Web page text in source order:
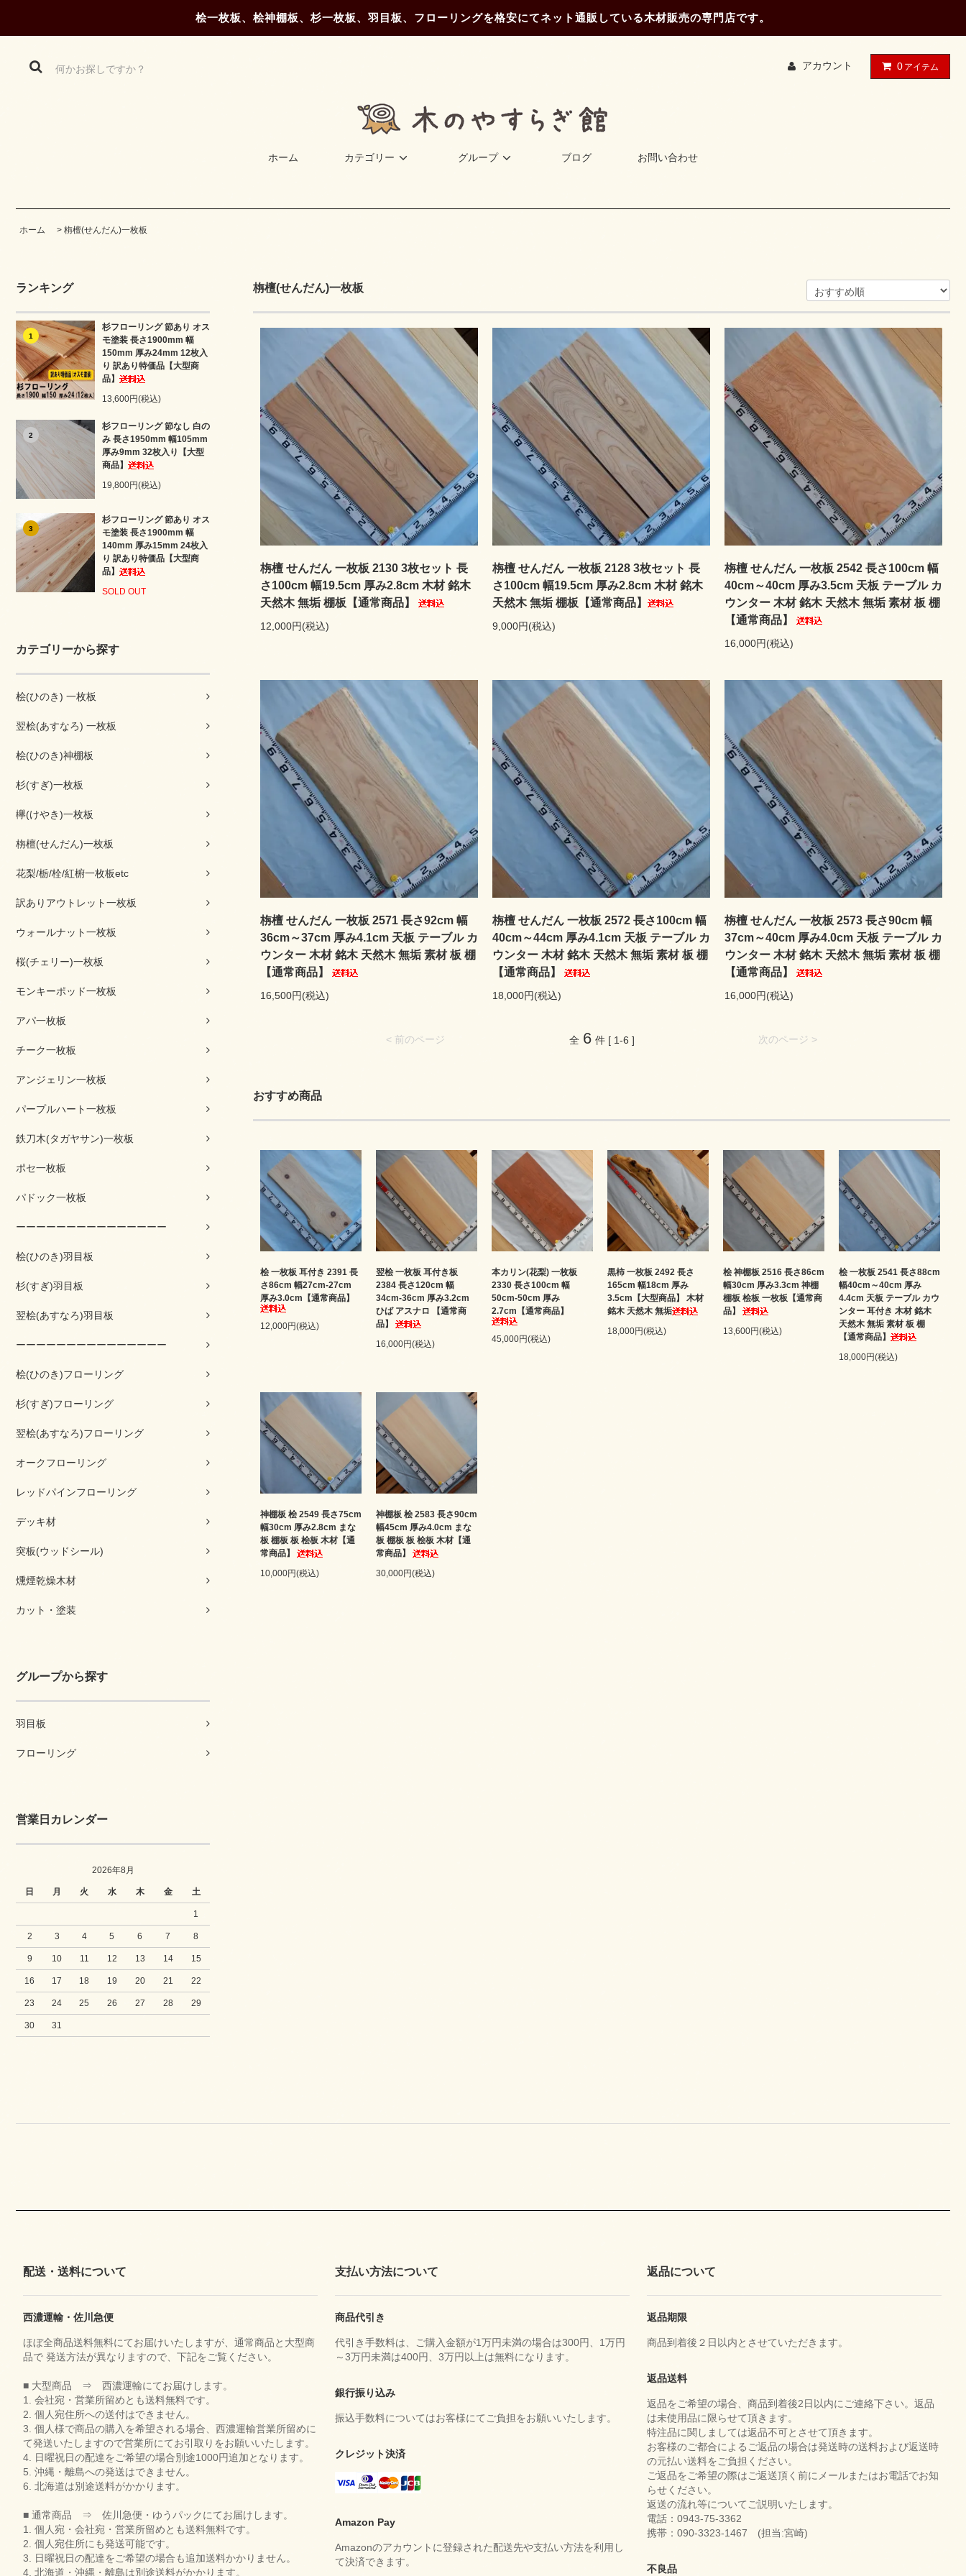
桧一枚板、桧神棚板、杉一枚板、羽目板、フローリングを格安にてネット通販している木材販売の専門店です。
アカウント 0 アイテム
ホーム カテゴリー グループ ブログ お問い合わせ
ホーム > 栴檀(せんだん)一枚板
ランキング
1
杉フローリング 節あり オス
モ塗装 長さ1900mm 幅
150mm 厚み24mm 12枚入
り 訳あり特価品【大型商
品】
13,600円(税込)
2
杉フローリング 節なし 白の
み 長さ1950mm 幅105mm
厚み9mm 32枚入り【大型
商品】
19,800円(税込)
3
杉フローリング 節あり オス
モ塗装 長さ1900mm 幅
140mm 厚み15mm 24枚入
り 訳あり特価品【大型商
品】
SOLD OUT
カテゴリーから探す
桧(ひのき) 一枚板
翌桧(あすなろ) 一枚板
桧(ひのき)神棚板
杉(すぎ)一枚板
欅(けやき)一枚板
栴檀(せんだん)一枚板
花梨/栃/栓/紅椨一枚板etc
訳ありアウトレット一枚板
ウォールナット一枚板
桜(チェリー)一枚板
モンキーポッド一枚板
アパ一枚板
チーク一枚板
アンジェリン一枚板
パープルハート一枚板
鉄刀木(タガヤサン)一枚板
ポセ一枚板
パドック一枚板
ーーーーーーーーーーーーーーー
桧(ひのき)羽目板
杉(すぎ)羽目板
翌桧(あすなろ)羽目板
ーーーーーーーーーーーーーーー
桧(ひのき)フローリング
杉(すぎ)フローリング
翌桧(あすなろ)フローリング
オークフローリング
レッドパインフローリング
デッキ材
突板(ウッドシール)
燻煙乾燥木材
カット・塗装
グループから探す
羽目板
フローリング
営業日カレンダー
2026年8月
日 月 火 水 木 金 土
1
2 3 4 5 6 7 8
9 10 11 12 13 14 15
16 17 18 19 20 21 22
23 24 25 26 27 28 29
30 31
栴檀(せんだん)一枚板
栴檀 せんだん 一枚板 2130 3枚セット 長
さ100cm 幅19.5cm 厚み2.8cm 木材 銘木
天然木 無垢 棚板【通常商品】
12,000円(税込)
栴檀 せんだん 一枚板 2128 3枚セット 長
さ100cm 幅19.5cm 厚み2.8cm 木材 銘木
天然木 無垢 棚板【通常商品】
9,000円(税込)
栴檀 せんだん 一枚板 2542 長さ100cm 幅
40cm～40cm 厚み3.5cm 天板 テーブル カ
ウンター 木材 銘木 天然木 無垢 素材 板 棚
【通常商品】
16,000円(税込)
栴檀 せんだん 一枚板 2571 長さ92cm 幅
36cm～37cm 厚み4.1cm 天板 テーブル カ
ウンター 木材 銘木 天然木 無垢 素材 板 棚
【通常商品】
16,500円(税込)
栴檀 せんだん 一枚板 2572 長さ100cm 幅
40cm～44cm 厚み4.1cm 天板 テーブル カ
ウンター 木材 銘木 天然木 無垢 素材 板 棚
【通常商品】
18,000円(税込)
栴檀 せんだん 一枚板 2573 長さ90cm 幅
37cm～40cm 厚み4.0cm 天板 テーブル カ
ウンター 木材 銘木 天然木 無垢 素材 板 棚
【通常商品】
16,000円(税込)
< 前のページ 次のページ >
全 6 件 [ 1-6 ]
おすすめ商品
桧 一枚板 耳付き 2391 長
さ86cm 幅27cm-27cm
厚み3.0cm【通常商品】
12,000円(税込)
翌桧 一枚板 耳付き板
2384 長さ120cm 幅
34cm-36cm 厚み3.2cm
ひば アスナロ 【通常商
品】
16,000円(税込)
本カリン(花梨) 一枚板
2330 長さ100cm 幅
50cm-50cm 厚み
2.7cm【通常商品】
45,000円(税込)
黒柿 一枚板 2492 長さ
165cm 幅18cm 厚み
3.5cm【大型商品】 木材
銘木 天然木 無垢
18,000円(税込)
桧 神棚板 2516 長さ86cm
幅30cm 厚み3.3cm 神棚
棚板 桧板 一枚板【通常商
品】
13,600円(税込)
桧 一枚板 2541 長さ88cm
幅40cm～40cm 厚み
4.4cm 天板 テーブル カウ
ンター 耳付き 木材 銘木
天然木 無垢 素材 板 棚
【通常商品】
18,000円(税込)
神棚板 桧 2549 長さ75cm
幅30cm 厚み2.8cm まな
板 棚板 板 桧板 木材【通
常商品】
10,000円(税込)
神棚板 桧 2583 長さ90cm
幅45cm 厚み4.0cm まな
板 棚板 板 桧板 木材【通
常商品】
30,000円(税込)
配送・送料について
西濃運輸・佐川急便
ほぼ全商品送料無料にてお届けいたしますが、通常商品と大型商
品で 発送方法が異なりますので、下記をご覧ください。
■ 大型商品 ⇒ 西濃運輸にてお届けします。
1. 会社宛・営業所留めとも送料無料です。
2. 個人宛住所への送付はできません。
3. 個人様で商品の購入を希望される場合、西濃運輸営業所留めに
て発送いたしますので営業所にてお引取りをお願いいたします。
4. 日曜祝日の配達をご希望の場合別途1000円追加となります。
5. 沖縄・離島への発送はできません。
6. 北海道は別途送料がかかります。
■ 通常商品 ⇒ 佐川急便・ゆうパックにてお届けします。
1. 個人宛・会社宛・営業所留めとも送料無料です。
2. 個人宛住所にも発送可能です。
3. 日曜祝日の配達をご希望の場合も追加送料かかりません。
4. 北海道・沖縄・離島は別途送料がかかります。
支払い方法について
商品代引き
代引き手数料は、ご購入金額が1万円未満の場合は300円、1万円
～3万円未満は400円、3万円以上は無料になります。
銀行振り込み
振込手数料についてはお客様にてご負担をお願いいたします。
クレジット決済
Amazon Pay
Amazonのアカウントに登録された配送先や支払い方法を利用し
て決済できます。
返品について
返品期限
商品到着後２日以内とさせていただきます。
返品送料
返品をご希望の場合、商品到着後2日以内にご連絡下さい。返品
は未使用品に限らせて頂きます。
特注品に関しましては返品不可とさせて頂きます。
お客様のご都合によるご返品の場合は発送時の送料および返送時
の元払い送料をご負担ください。
ご返品をご希望の際はご返送頂く前にメールまたはお電話でお知
らせください。
返送の流れ等についてご説明いたします。
電話：0943-75-3362
携帯：090-3323-1467 (担当:宮崎)
不良品